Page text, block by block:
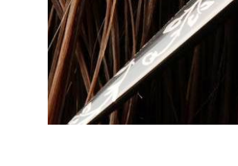
პაროლის აღდგენა
დაიმახსოვრე
Გაუქმება
Ელ.ფოსტა
Გაუქმება